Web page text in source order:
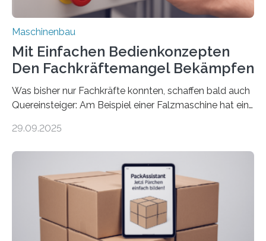
Maschinenbau
Mit Einfachen Bedienkonzepten
Den Fachkräftemangel Bekämpfen
Was bisher nur Fachkräfte konnten, schaffen bald auch
Quereinsteiger: Am Beispiel einer Falzmaschine hat ein
Mensch-Maschine-Schnittstelle so sehr vereinfacht,
Die zugrunde liegende Methodik lässt sich auf alle
anderen Maschinen übertragen. Eine Falzmaschine
umzurüsten ist ein Job für echte Profis. Eine solche
Maschine faltet in Druckereien Broschüren, Prospekte,
Landkarten und vieles mehr – mehrere Zehntausend
Exemplare pro Stunde. Je nach Maschinentyp und
29.09.2025